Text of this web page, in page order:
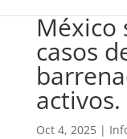
México
casos
activos.
Oct 4, 2025|